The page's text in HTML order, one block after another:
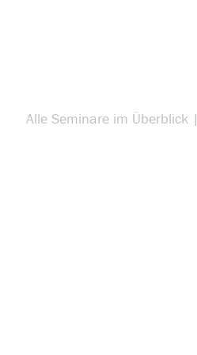
Alle Seminare im Überblick |